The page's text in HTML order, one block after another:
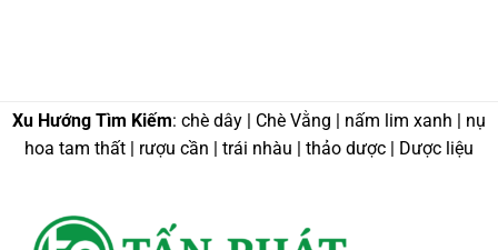
Xu Hướng Tìm Kiếm: chè dây | Chè Vằng | nấm lim xanh | nụ
hoa tam thất | rượu cần | trái nhàu | thảo dược | Dược liệu